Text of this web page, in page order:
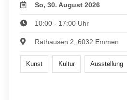
So, 30. August 2026
10:00 - 17:00 Uhr
Rathausen 2, 6032 Emmen
Kunst Kultur Ausstellung